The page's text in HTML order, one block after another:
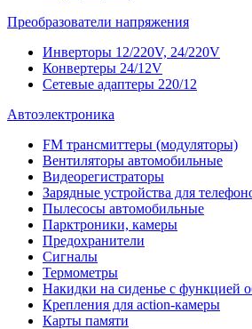
Преобразователи напряжения
Инверторы 12/220V, 24/220V
Конвертеры 24/12V
Сетевые адаптеры 220/12
Автоэлектроника
FM трансмиттеры (модуляторы)
Вентиляторы автомобильные
Видеорегистраторы
Зарядные устройства для
Пылесосы автомобильные
Парктроники, камеры
Предохранители
Сигналы
Термометры
Накидки на сиденье с функцией
Крепления для action-камеры
Карты памяти